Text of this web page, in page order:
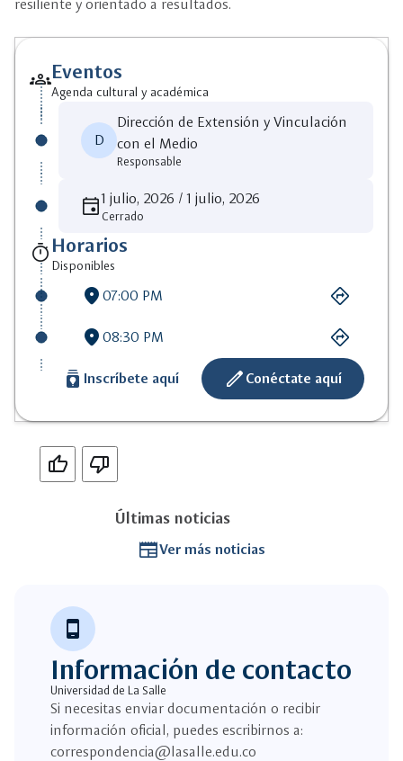
resiliente y orientado a resultados.
groupsEventos
Agenda cultural y académica
D
Responsable
Dirección de Extensión y Vinculación
con el Medio
event Cerrado
1 julio, 2026 / 1 julio, 2026
timerHorarios
Disponibles
location_on 07:00 PM
directions
location_on 08:30 PM
directions
batch_prediction Inscríbete aquí create Conéctate aquí
Si No
Últimas noticias
newspaperVer más noticias
phone_android
Información de contacto
Universidad de La Salle
Si necesitas enviar documentación o recibir
información oficial, puedes escribirnos a:
correspondencia@lasalle.edu.co